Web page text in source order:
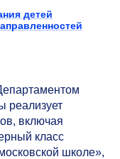
детей
реализует
включая
класс
школе»,